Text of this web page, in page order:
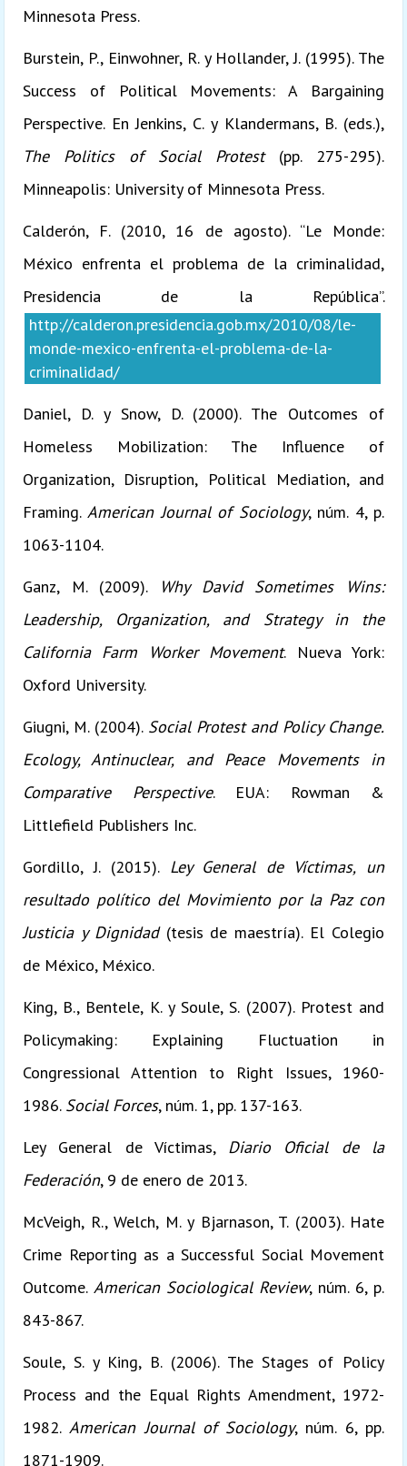
Minnesota Press.
Burstein, P., Einwohner, R. y Hollander, J. (1995). The
Success of Political Movements: A Bargaining
Perspective. En Jenkins, C. y Klandermans, B. (eds.),
The Politics of Social Protest (pp. 275-295).
Minneapolis: University of Minnesota Press.
Calderón, F. (2010, 16 de agosto). “Le Monde:
México enfrenta el problema de la criminalidad,
Presidencia de la República”.
http://calderon.presidencia.gob.mx/2010/08/le-
monde-mexico-enfrenta-el-problema-de-la-
criminalidad/
Daniel, D. y Snow, D. (2000). The Outcomes of
Homeless Mobilization: The Influence of
Organization, Disruption, Political Mediation, and
Framing.American Journal of Sociology, núm. 4, p.
1063-1104.
Ganz, M. (2009).
Why David Sometimes Wins:
Leadership, Organization, and Strategy in the
California Farm Worker Movement. Nueva York:
Oxford University.
Giugni, M. (2004). Social Protest and Policy Change.
Ecology, Antinuclear, and Peace Movements in
Comparative Perspective. EUA: Rowman &
Littlefield Publishers Inc.
Gordillo, J. (2015). Ley General de Víctimas, un
resultado político del Movimiento por la Paz con
Justicia y Dignidad (tesis de maestría). El Colegio
de México, México.
King, B., Bentele, K. y Soule, S. (2007). Protest and
Policymaking: Explaining Fluctuation in
Congressional Attention to Right Issues, 1960-
1986. Social Forces, núm. 1, pp. 137-163.
Ley General de Víctimas, Diario Oficial de la
Federación, 9 de enero de 2013.
McVeigh, R., Welch, M. y Bjarnason, T. (2003). Hate
Crime Reporting as a Successful Social Movement
Outcome. American Sociological Review, núm. 6, p.
843-867.
Soule, S. y King, B. (2006). The Stages of Policy
Process and the Equal Rights Amendment, 1972-
1982.American Journal of Sociology, núm. 6, pp.
1871-1909.